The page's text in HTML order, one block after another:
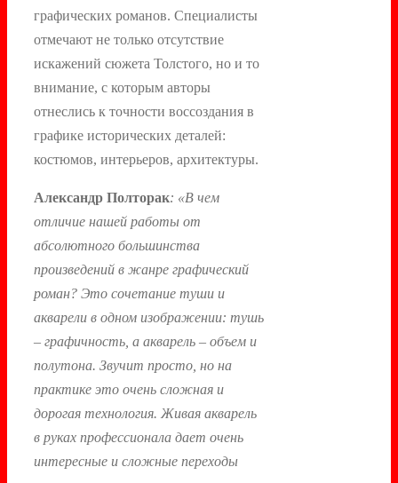
графических романов. Специалисты
отмечают не только отсутствие
искажений сюжета Толстого, но и то
внимание, с которым авторы
отнеслись к точности воссоздания в
графике исторических деталей:
костюмов, интерьеров, архитектуры.
Александр Полторак: «В чем
отличие нашей работы от
абсолютного большинства
произведений в жанре графический
роман? Это сочетание туши и
акварели в одном изображении: тушь
– графичность, а акварель – объем и
полутона. Звучит просто, но на
практике это очень сложная и
дорогая технология. Живая акварель
в руках профессионала дает очень
интересные и сложные переходы